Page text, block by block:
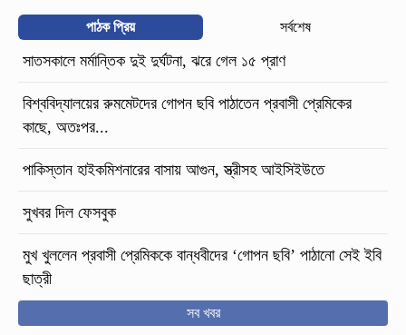
পাঠক প্রিয় সর্বশেষ
সাতসকালে মর্মান্তিক দুই দুর্ঘটনা, ঝরে গেল ১৫ প্রাণ
বিশ্ববিদ্যালয়ের রুমমেটদের গোপন ছবি পাঠাতেন প্রবাসী প্রেমিকের
কাছে, অতঃপর...
পাকিস্তান হাইকমিশনারের বাসায় আগুন, স্ত্রীসহ আইসিইউতে
সুখবর দিল ফেসবুক
মুখ খুললেন প্রবাসী প্রেমিককে বান্ধবীদের ‘গোপন ছবি’ পাঠানো সেই ইবি
ছাত্রী
সব খবর